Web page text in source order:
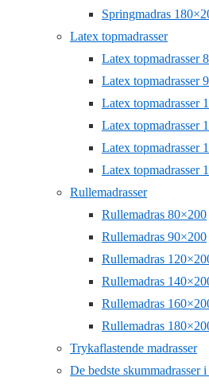
Springmadras
Latex topmadrasser
Latex topmadrasser
Latex topmadrasser
Latex topmadrasser
Latex topmadrasser
Latex topmadrasser
Latex topmadrasser
Rullemadrasser
Rullemadras 80×200
Rullemadras 90×200
Rullemadras
Rullemadras
Rullemadras
Rullemadras
Trykaflastende madrasser
De bedste skummadrasser